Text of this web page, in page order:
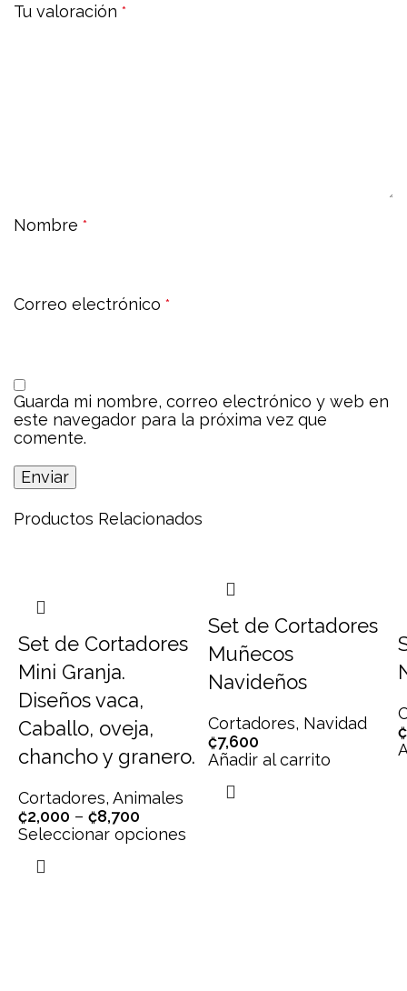
Tu valoración *
Nombre *
Correo electrónico *
Guarda mi nombre, correo electrónico y web en
este navegador para la próxima vez que
comente.
Productos Relacionados
Set de Cortadores
Mini Granja.
Diseños vaca,
Caballo, oveja,
chancho y granero.
Cortadores, Animales
₡2,000 – ₡8,700
Seleccionar opciones
Set de Cortadores
Muñecos
Navideños
Cortadores, Navidad
₡7,600
Añadir al carrito
₡